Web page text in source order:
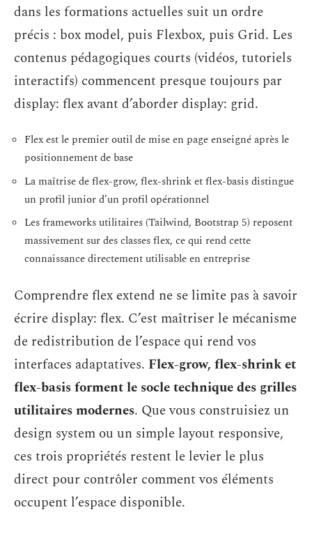
dans les formations actuelles suit un ordre
précis : box model, puis Flexbox, puis Grid. Les
contenus pédagogiques courts (vidéos, tutoriels
interactifs) commencent presque toujours par
display: flex avant d’aborder display: grid.
Flex est le premier outil de mise en page enseigné après le
positionnement de base
La maîtrise de flex-grow, flex-shrink et flex-basis distingue
un profil junior d’un profil opérationnel
Les frameworks utilitaires (Tailwind, Bootstrap 5) reposent
massivement sur des classes flex, ce qui rend cette
connaissance directement utilisable en entreprise
Comprendre flex extend ne se limite pas à savoir
écrire display: flex. C’est maîtriser le mécanisme
de redistribution de l’espace qui rend vos
interfaces adaptatives. Flex-grow, flex-shrink et
flex-basis forment le socle technique des grilles
utilitaires modernes. Que vous construisiez un
design system ou un simple layout responsive,
ces trois propriétés restent le levier le plus
direct pour contrôler comment vos éléments
occupent l’espace disponible.